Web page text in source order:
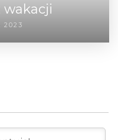
wakacji
2023